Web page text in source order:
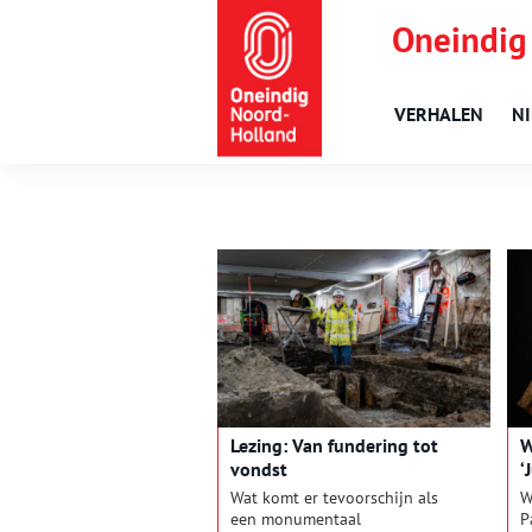
VERHALEN
Lezing: Van fundering tot
vondst
Wat komt er tevoorschijn als
een monumentaal